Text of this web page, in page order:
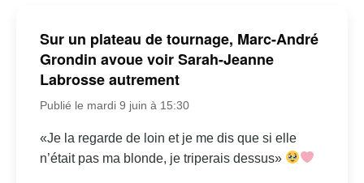
Sur un plateau de tournage, Marc-André
Grondin avoue voir Sarah-Jeanne
Labrosse autrement
Publié le mardi 9 juin à 15:30
«Je la regarde de loin et je me dis que si elle
n’était pas ma blonde, je triperais dessus»